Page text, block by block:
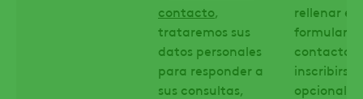
contacto,
trataremos sus
datos personales
para responder a
sus consultas,
rellenar el
formulario
contacto,
inscribirse